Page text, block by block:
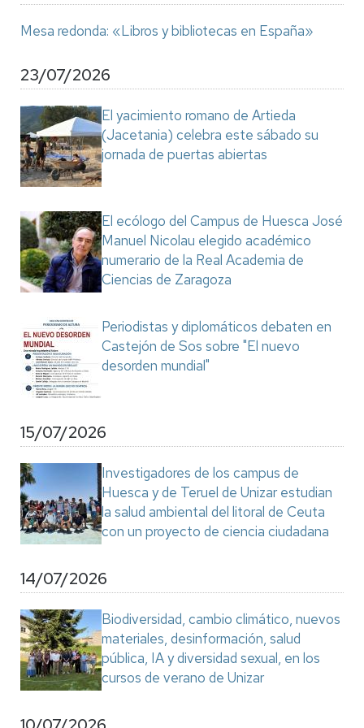
Mesa redonda: «Libros y bibliotecas en España»
23/07/2026
El yacimiento romano de Artieda
(Jacetania) celebra este sábado su
jornada de puertas abiertas
El ecólogo del Campus de Huesca José
Manuel Nicolau elegido académico
numerario de la Real Academia de
Ciencias de Zaragoza
Periodistas y diplomáticos debaten en
Castejón de Sos sobre "El nuevo
desorden mundial"
15/07/2026
Investigadores de los campus de
Huesca y de Teruel de Unizar estudian
la salud ambiental del litoral de Ceuta
con un proyecto de ciencia ciudadana
14/07/2026
Biodiversidad, cambio climático, nuevos
materiales, desinformación, salud
pública, IA y diversidad sexual, en los
cursos de verano de Unizar